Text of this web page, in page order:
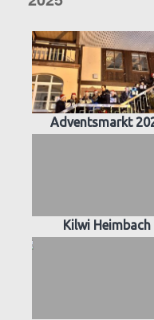
Adventsmarkt
Kilwi Heimbach